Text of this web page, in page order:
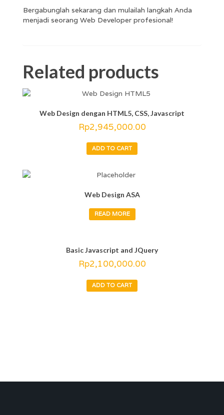
Bergabunglah sekarang dan mulailah langkah Anda
menjadi seorang Web Developer profesional!
Related products
Web Design dengan HTML5, CSS, Javascript
Rp2,945,000.00
ADD TO CART
Web Design ASA
READ MORE
Basic Javascript and JQuery
Rp2,100,000.00
ADD TO CART